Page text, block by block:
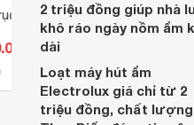
tăng áp Haiki
đ
Quạt
QV-04LS
Có
2 triệu đồng giúp nhà
khô ráo ngày nồm ẩm
dài
Loạt máy hút ẩm
Electrolux giá chỉ từ 2
triệu đồng, chất lượng